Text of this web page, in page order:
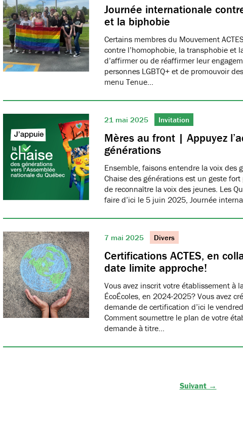
Journée internationale
et la biphobie
Certains membres du Mouvement
contre l’homophobie, la transphobie et
d’affirmer ou de réaffirmer leur
personnes LGBTQ+ et de promouvoir
menu Tenue…
21 mai 2025 Invitation
Mères au front | Appuyez
générations
Ensemble, faisons entendre la voix des
Chaise des générations est un geste
de reconnaître la voix des jeunes. Les
faire d’ici le 5 juin 2025, Journée
7 mai 2025 Divers
Certifications ACTES, en
date limite approche!
Vous avez inscrit votre établissement à
ÉcoÉcoles, en 2024-2025? Vous avez
demande de certification d’ici le
Comment soumettre le plan de votre
demande à titre…
Suivant →